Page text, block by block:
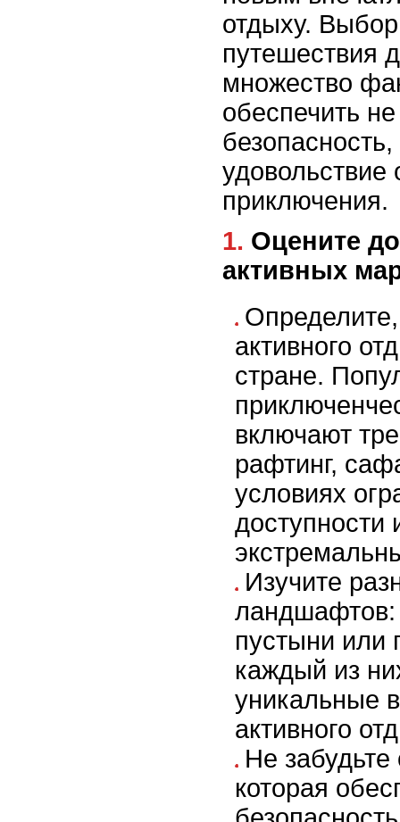
отдыху.
путешествия
множество
обеспечить
удовольствие
приключения.
1. Оцените доступность
активных
активного
стране.
включают
рафтинг,
условиях
доступности
Изучите
ландшафтов:
пустыни или
каждый из
уникальные
активного
Не
которая